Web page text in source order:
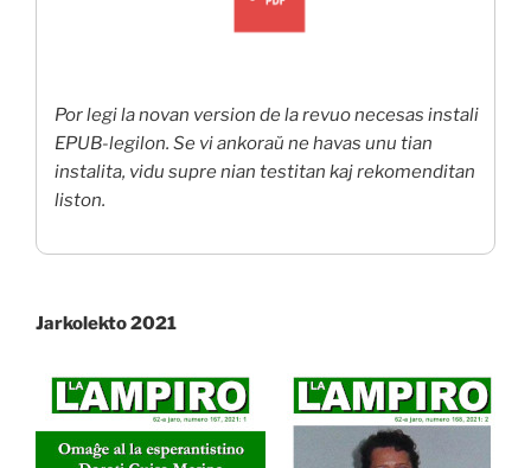
Por legi la novan version de la revuo necesas instali
EPUB-legilon. Se vi ankoraŭ ne havas unu tian
instalita, vidu supre nian testitan kaj rekomenditan
liston.
Jarkolekto 2021